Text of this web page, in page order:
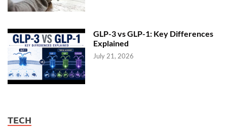
GLP-3 vs GLP-1: Key Differences
Explained
July 21, 2026
TECH